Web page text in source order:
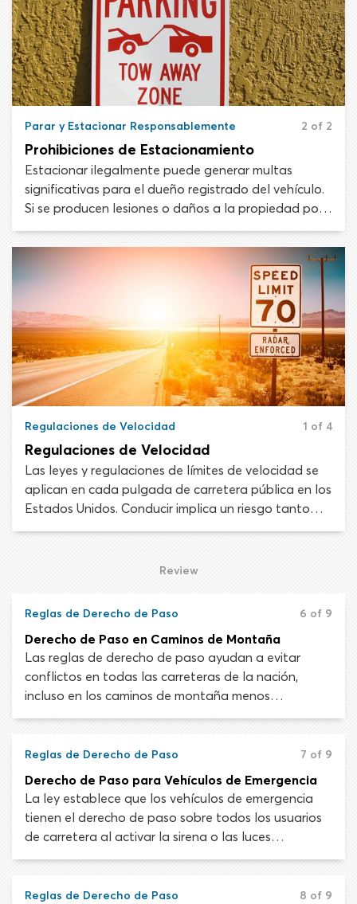
Parar y Estacionar Responsablemente 2 of 2
Prohibiciones de Estacionamiento
Estacionar ilegalmente puede generar multas
significativas para el dueño registrado del vehículo.
Si se producen lesiones o daños a la propiedad por
tu auto mal estacionado, serás considerado
responsable financieramente.
Regulaciones de Velocidad 1 of 4
Regulaciones de Velocidad
Las leyes y regulaciones de límites de velocidad se
aplican en cada pulgada de carretera pública en los
Estados Unidos. Conducir implica un riesgo tanto
para el conductor como para otras personas en la
buscan minimizar el riesgo y mantener seguros a los
Review
Reglas de Derecho de Paso 6 of 9
Derecho de Paso en Caminos de Montaña
Las reglas de derecho de paso ayudan a evitar
conflictos en todas las carreteras de la nación,
incluso en los caminos de montaña menos
transitados. Conducir en la montaña puede ser
tanto, hay un par de reglas de derecho de paso
adicionales en torno al manejo en montañas y
colinas.
Reglas de Derecho de Paso 7 of 9
Derecho de Paso para Vehículos de Emergencia
La ley establece que los vehículos de emergencia
tienen el derecho de paso sobre todos los usuarios
de carretera al activar la sirena o las luces
intermitentes. En la mayoría de los casos, patrullas
utilizarán ambos dispositivos para advertir a los
Reglas de Derecho de Paso 8 of 9